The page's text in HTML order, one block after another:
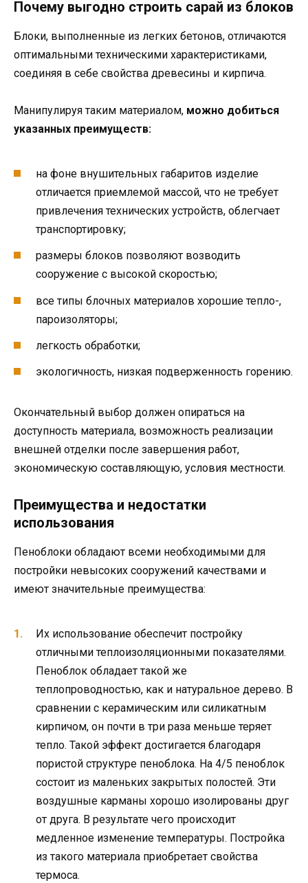
Почему выгодно строить сарай из блоков
Блоки, выполненные из легких бетонов, отличаются
оптимальными техническими характеристиками,
соединяя в себе свойства древесины и кирпича.
Манипулируя таким материалом, можно добиться
указанных преимуществ:
на фоне внушительных габаритов изделие
отличается приемлемой массой, что не требует
привлечения технических устройств, облегчает
транспортировку;
размеры блоков позволяют возводить
сооружение с высокой скоростью;
все типы блочных материалов хорошие тепло-,
пароизоляторы;
легкость обработки;
экологичность, низкая подверженность горению.
Окончательный выбор должен опираться на
доступность материала, возможность реализации
внешней отделки после завершения работ,
экономическую составляющую, условия местности.
Преимущества и недостатки
использования
Пеноблоки обладают всеми необходимыми для
постройки невысоких сооружений качествами и
имеют значительные преимущества:
Их использование обеспечит постройку
отличными теплоизоляционными показателями.
Пеноблок обладает такой же
теплопроводностью, как и натуральное дерево. В
сравнении с керамическим или силикатным
кирпичом, он почти в три раза меньше теряет
тепло. Такой эффект достигается благодаря
пористой структуре пеноблока. На 4/5 пеноблок
состоит из маленьких закрытых полостей. Эти
воздушные карманы хорошо изолированы друг
от друга. В результате чего происходит
медленное изменение температуры. Постройка
из такого материала приобретает свойства
термоса.